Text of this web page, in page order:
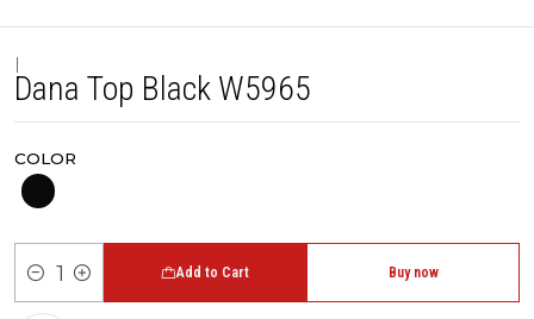
|
Dana Top Black W5965
COLOR
Quantity
Add to Cart Buy now